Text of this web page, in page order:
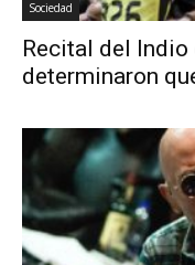
Sociedad
Recital del Indio
determinaron